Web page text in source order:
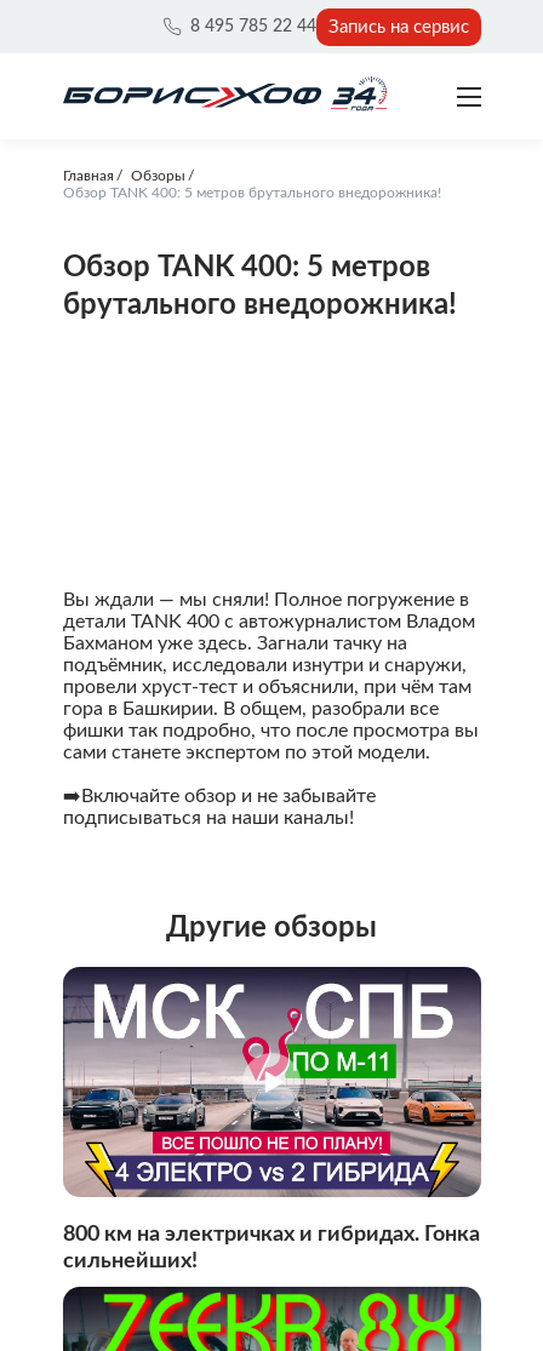
8 495 785 22 44 Запись на сервис
Главная
Обзоры
Обзор TANK 400: 5 метров брутального внедорожника!
Обзор TANK 400: 5 метров
брутального внедорожника!
Вы ждали — мы сняли! Полное погружение в
детали TANK 400 с автожурналистом Владом
Бахманом уже здесь. Загнали тачку на
подъёмник, исследовали изнутри и снаружи,
провели хруст-тест и объяснили, при чём там
гора в Башкирии. В общем, разобрали все
фишки так подробно, что после просмотра вы
сами станете экспертом по этой модели.
➡️Включайте обзор и не забывайте
подписываться на наши каналы!
Другие обзоры
800 км на электричках и гибридах. Гонка
сильнейших!